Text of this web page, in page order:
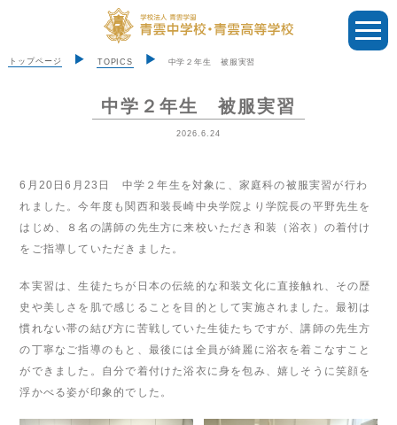
トップページ TOPICS 中学２年生 被服実習
中学２年生 被服実習
2026.6.24
6月20日6月23日 中学２年生を対象に、家庭科の被服実習が行わ
れました。今年度も関西和装長崎中央学院より学院長の平野先生を
はじめ、８名の講師の先生方に来校いただき和装（浴衣）の着付け
をご指導していただきました。
本実習は、生徒たちが日本の伝統的な和装文化に直接触れ、その歴
史や美しさを肌で感じることを目的として実施されました。最初は
慣れない帯の結び方に苦戦していた生徒たちですが、講師の先生方
の丁寧なご指導のもと、最後には全員が綺麗に浴衣を着こなすこと
ができました。自分で着付けた浴衣に身を包み、嬉しそうに笑顔を
浮かべる姿が印象的でした。